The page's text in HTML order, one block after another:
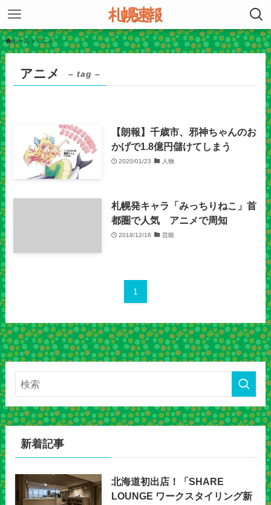
ホーム アニメ
アニメ – tag –
【朗報】千歳市、邪神ちゃんのお
かげで1.8億円儲けてしまう
2020/01/23 人物
札幌発キャラ「みっちりねこ」首
都圏で人気 アニメで周知
2018/12/16 芸能
1
新着記事
北海道初出店！「SHARE
LOUNGE ワークスタイリング新